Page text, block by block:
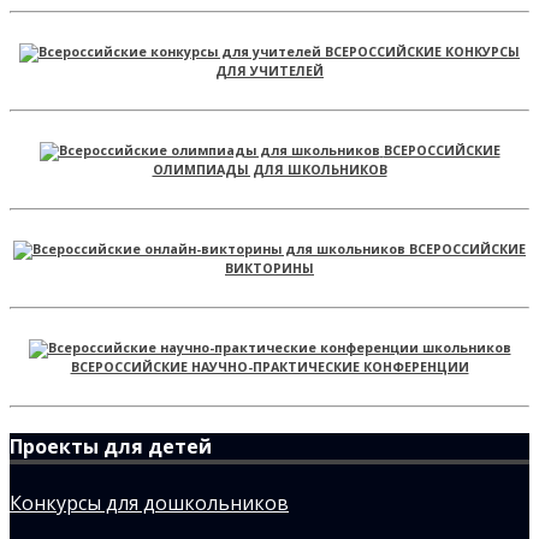
ВСЕРОССИЙСКИЕ КОНКУРСЫ
ДЛЯ УЧИТЕЛЕЙ
ВСЕРОССИЙСКИЕ
ОЛИМПИАДЫ ДЛЯ ШКОЛЬНИКОВ
ВСЕРОССИЙСКИЕ
ВИКТОРИНЫ
ВСЕРОССИЙСКИЕ НАУЧНО-ПРАКТИЧЕСКИЕ КОНФЕРЕНЦИИ
Проекты для детей
Конкурсы для дошкольников